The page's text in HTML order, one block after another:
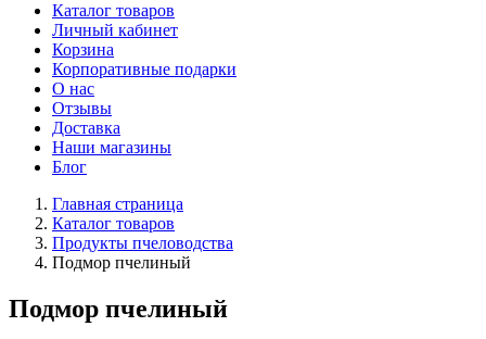
Каталог товаров
Личный кабинет
Корзина
Корпоративные подарки
О нас
Отзывы
Доставка
Наши магазины
Блог
Главная страница
Каталог товаров
Продукты пчеловодства
Подмор пчелиный
Подмор пчелиный